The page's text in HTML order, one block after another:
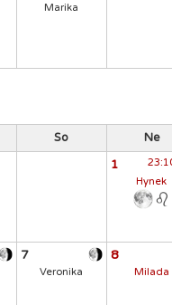
Marika
So Ne
1
Hynek
7
Veronika
8
Milada